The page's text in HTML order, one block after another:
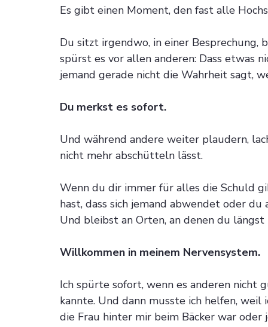
Es gibt einen Moment, den fast alle
Du sitzt irgendwo, in einer Besprechung,
spürst es vor allen anderen: Dass etwas
jemand gerade nicht die Wahrheit sagt,
Du merkst es sofort.
Und während andere weiter plaudern,
nicht mehr abschütteln lässt.
Wenn du dir immer für alles die Schuld
hast, dass sich jemand abwendet oder
Und bleibst an Orten, an denen du
Willkommen in meinem Nervensystem.
Ich spürte sofort, wenn es anderen nicht
kannte. Und dann musste ich helfen,
die Frau hinter mir beim Bäcker war oder